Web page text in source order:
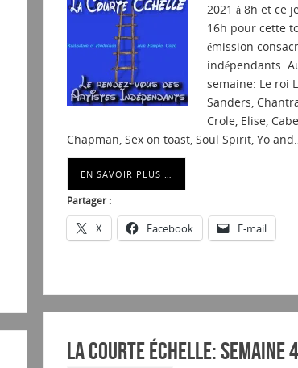
2021 à 8h et ce
16h pour cette
émission
indépendants.
semaine: Le roi
Sanders,
Crole, Elise,
Chapman, Sex on toast, Soul Spirit, Yo
EN SAVOIR PLUS …
Partager :
X Facebook E-mail
La courte échelle: semaine